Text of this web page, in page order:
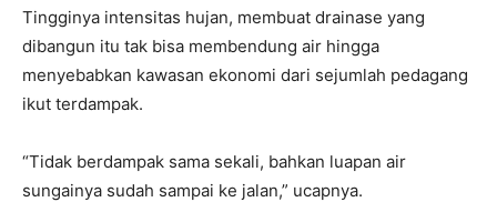
Tingginya intensitas hujan, membuat drainase yang
dibangun itu tak bisa membendung air hingga
menyebabkan kawasan ekonomi dari sejumlah pedagang
ikut terdampak.
“Tidak berdampak sama sekali, bahkan luapan air
sungainya sudah sampai ke jalan,” ucapnya.